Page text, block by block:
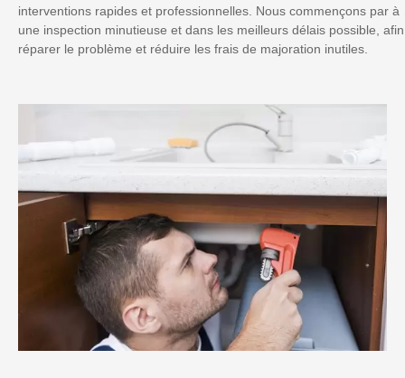
interventions rapides et professionnelles. Nous commençons par à
une inspection minutieuse et dans les meilleurs délais possible, afin
réparer le problème et réduire les frais de majoration inutiles.